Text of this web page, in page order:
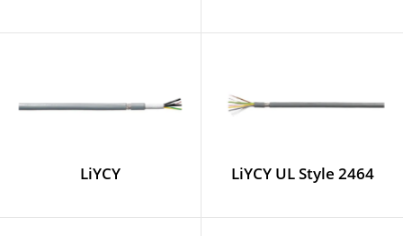
LiYCY LiYCY UL Style 2464